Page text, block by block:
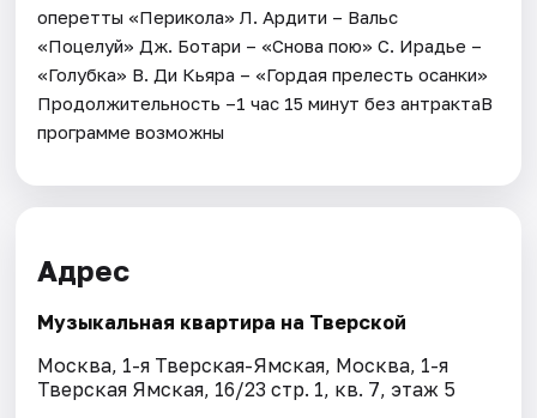
оперетты «Перикола» Л. Ардити – Вальс
«Поцелуй» Дж. Ботари – «Снова пою» С. Ирадье –
«Голубка» В. Ди Кьяра – «Гордая прелесть осанки»
Продолжительность –1 час 15 минут без антрактаВ
программе возможны
Адрес
Музыкальная квартира на Тверской
Москва, 1-я Тверская-Ямская, Москва, 1-я
Тверская Ямская, 16/23 стр. 1, кв. 7, этаж 5